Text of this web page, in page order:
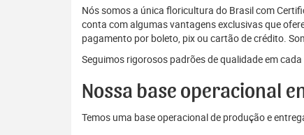
Nós somos a única floricultura do Brasil com
conta com algumas vantagens exclusivas que
pagamento por boleto, pix ou cartão de crédito.
Seguimos rigorosos padrões de qualidade em
Nossa base operacional
Temos uma base operacional de produção e